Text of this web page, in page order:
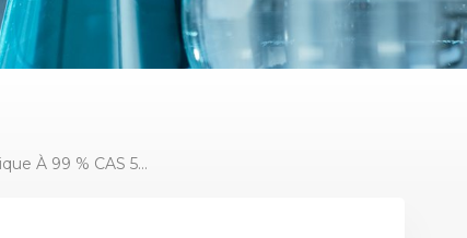
Poudre D'acide Nervonique À 99 % CAS 506-37-6 Croissance Cérébrale